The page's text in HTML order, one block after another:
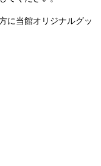
に当館オリジナルグッ